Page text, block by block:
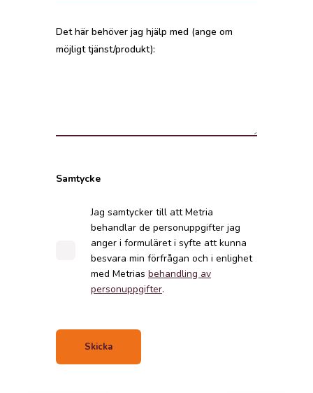
Det här behöver jag hjälp med (ange om
möjligt tjänst/produkt):
Samtycke
Jag samtycker till att Metria
behandlar de personuppgifter jag
anger i formuläret i syfte att kunna
besvara min förfrågan och i enlighet
med Metrias behandling av
personuppgifter.